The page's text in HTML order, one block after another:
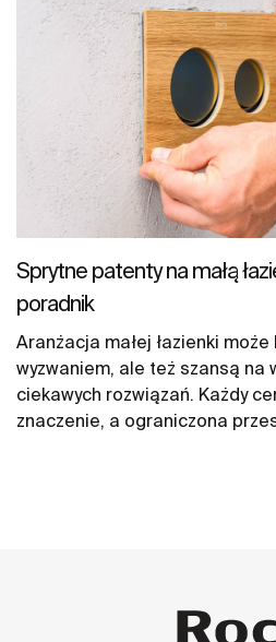
Sprytne patenty na małą
poradnik
Aranżacja małej łazienki może
wyzwaniem, ale też szansą na
ciekawych rozwiązań. Każdy
znaczenie, a ograniczona